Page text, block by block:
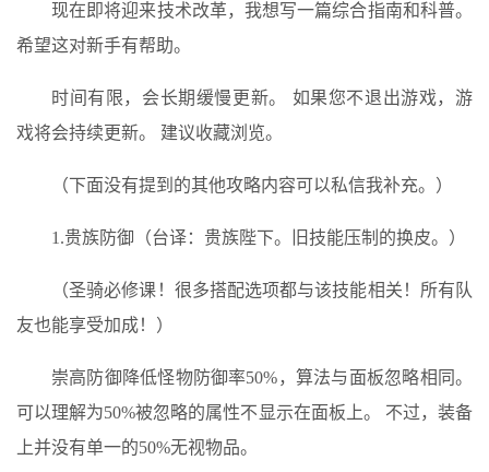
现在即将迎来技术改革，我想写一篇综合指南和科普。
希望这对新手有帮助。
时间有限，会长期缓慢更新。 如果您不退出游戏，游
戏将会持续更新。 建议收藏浏览。
（下面没有提到的其他攻略内容可以私信我补充。）
1.贵族防御（台译：贵族陛下。旧技能压制的换皮。）
（圣骑必修课！很多搭配选项都与该技能相关！所有队
友也能享受加成！）
崇高防御降低怪物防御率50%，算法与面板忽略相同。
可以理解为50%被忽略的属性不显示在面板上。 不过，装备
上并没有单一的50%无视物品。